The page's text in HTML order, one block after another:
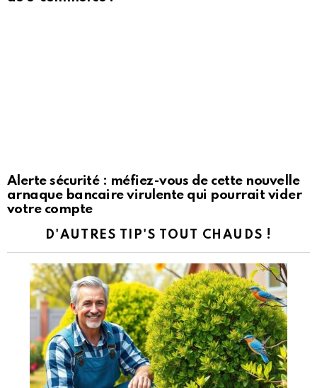
Alerte sécurité : méfiez-vous de cette nouvelle
arnaque bancaire virulente qui pourrait vider
votre compte
D'AUTRES TIP'S TOUT CHAUDS !